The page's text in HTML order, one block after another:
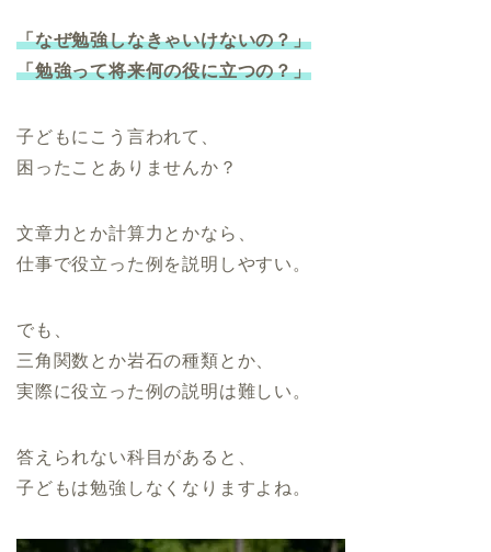
「なぜ勉強しなきゃいけないの？」
「勉強って将来何の役に立つの？」
子どもにこう言われて、
困ったことありませんか？
文章力とか計算力とかなら、
仕事で役立った例を説明しやすい。
でも、
三角関数とか岩石の種類とか、
実際に役立った例の説明は難しい。
答えられない科目があると、
子どもは勉強しなくなりますよね。